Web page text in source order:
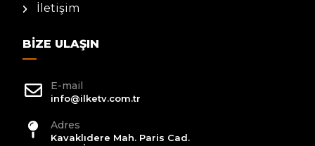
İletişim
BIZE ULAŞIN
E-mail
info@ilketv.com.tr
Adres
Kavaklıdere Mah. Paris Cad.